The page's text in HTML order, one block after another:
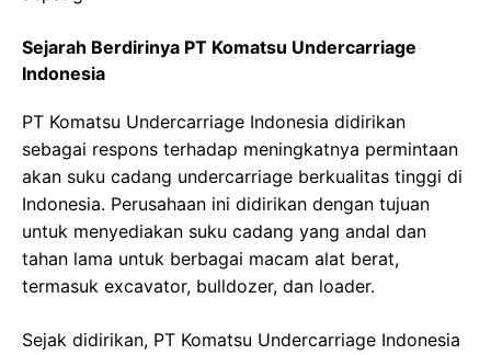
Sejarah Berdirinya PT Komatsu Undercarriage
Indonesia
PT Komatsu Undercarriage Indonesia didirikan
sebagai respons terhadap meningkatnya permintaan
akan suku cadang undercarriage berkualitas tinggi di
Indonesia. Perusahaan ini didirikan dengan tujuan
untuk menyediakan suku cadang yang andal dan
tahan lama untuk berbagai macam alat berat,
termasuk excavator, bulldozer, dan loader.
Sejak didirikan, PT Komatsu Undercarriage Indonesia